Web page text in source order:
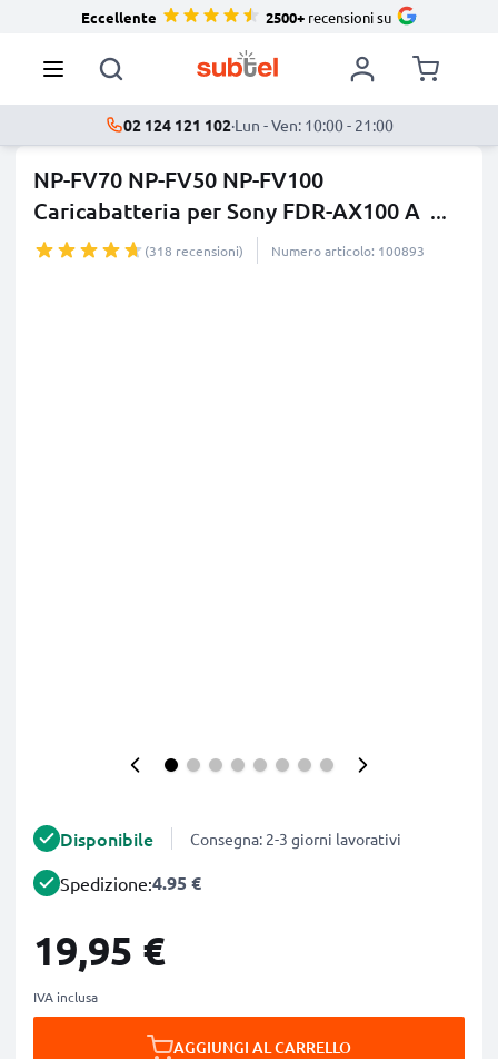
Eccellente 2500+recensioni su
02 124 121 102·Lun - Ven: 10:00 - 21:00
NP-FV70 NP-FV50 NP-FV100
Caricabatteria per Sony FDR-AX100 A ...
di più
(318 recensioni) Numero articolo: 100893
Disponibile Consegna: 2-3 giorni lavorativi
Spedizione:4.95 €
19,95 €
IVA inclusa
AGGIUNGI AL CARRELLO